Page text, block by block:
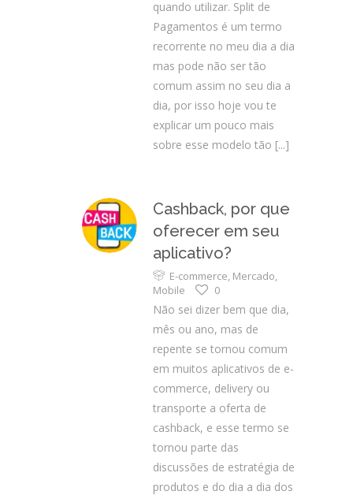
quando utilizar. Split de
Pagamentos é um termo
recorrente no meu dia a dia
mas pode não ser tão
comum assim no seu dia a
dia, por isso hoje vou te
explicar um pouco mais
sobre esse modelo tão [...]
Cashback, por que
oferecer em seu
aplicativo?
E-commerce, Mercado,
Mobile
0
Não sei dizer bem que dia,
mês ou ano, mas de
repente se tornou comum
em muitos aplicativos de e-
commerce, delivery ou
transporte a oferta de
cashback, e esse termo se
tornou parte das
discussões de estratégia de
produtos e do dia a dia dos